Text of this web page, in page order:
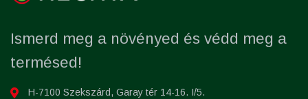
Ismerd meg a növényed és védd meg a
termésed!
H-7100 Szekszárd, Garay tér 14-16. I/5.